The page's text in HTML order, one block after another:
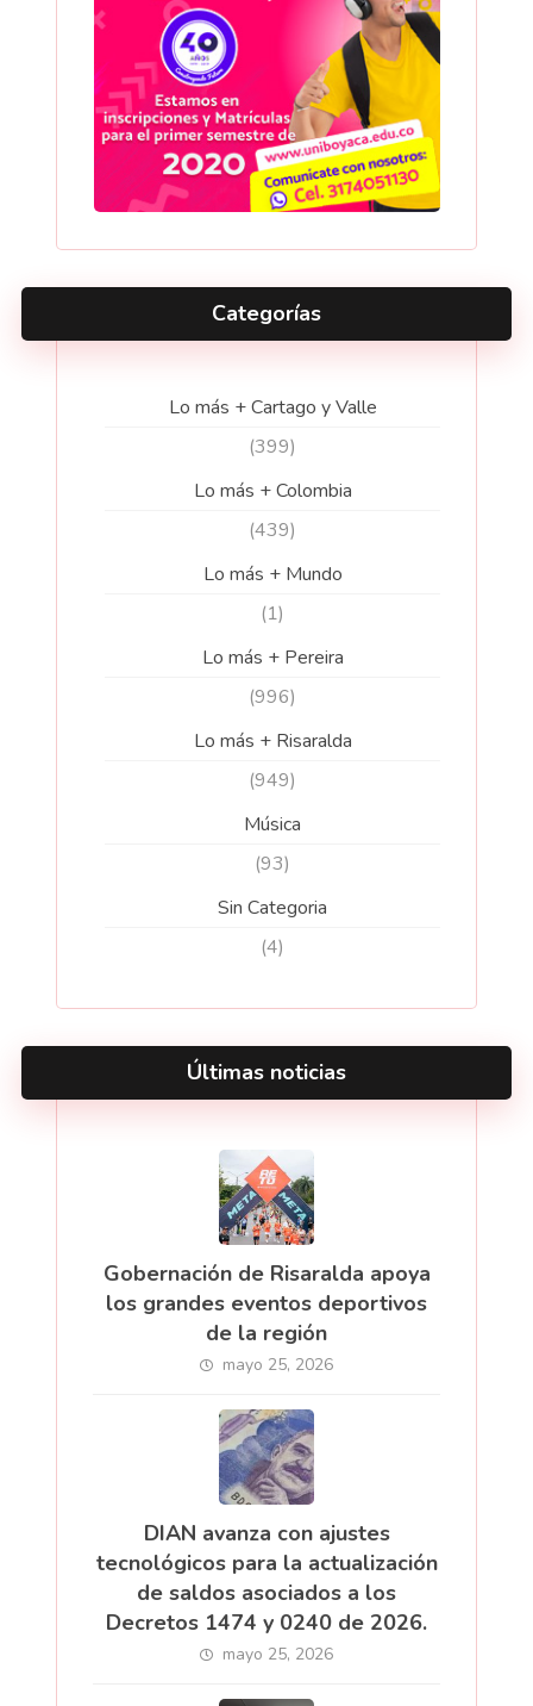
Categorías
Lo más + Cartago y Valle
(399)
Lo más + Colombia
(439)
Lo más + Mundo
(1)
Lo más + Pereira
(996)
Lo más + Risaralda
(949)
Música
(93)
Sin Categoria
(4)
Últimas noticias
Gobernación de Risaralda apoya
los grandes eventos deportivos
de la región
mayo 25, 2026
DIAN avanza con ajustes
tecnológicos para la actualización
de saldos asociados a los
Decretos 1474 y 0240 de 2026.
mayo 25, 2026